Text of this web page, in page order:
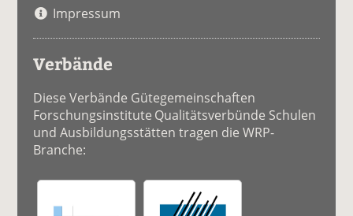
Impressum
Verbände
Diese Verbände Gütegemeinschaften
Forschungsinstitute Qualitätsverbünde Schulen
und Ausbildungsstätten tragen die WRP-
Branche: